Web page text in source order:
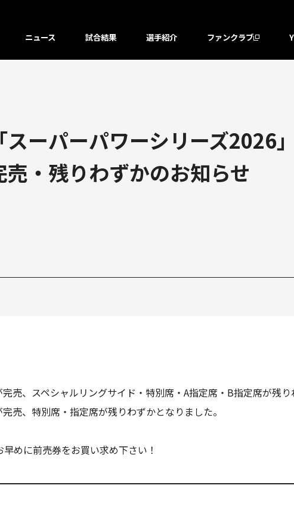
ニュース 試合結果 選手紹介 ファンクラブ
スーパーパワーシリーズ
・残りわずかのお知らせ
売、スペシャルリングサイド・特別席・A指定席・B指定席が残
売、特別席・指定席が残りわずかとなりました。
めに前売券をお買い求め下さい！